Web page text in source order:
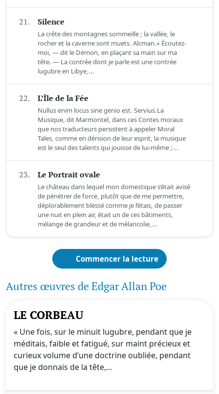
21. Silence
La crête des montagnes sommeille ; la vallée, le
rocher et la caverne sont muets. Alcman.« Écoutez-
moi, — dit le Démon, en plaçant sa main sur ma
tête. — La contrée dont je parle est une contrée
lugubre en Libye,...
22. L’Île de la Fée
Nullus enim locus sine genio est. Servius.La
Musique, dit Marmontel, dans ces Contes moraux
que nos traducteurs persistent à appeler Moral
Tales, comme en dérision de leur esprit, la musique
est le seul des talents qui jouisse de lui-même ;...
23. Le Portrait ovale
Le château dans lequel mon domestique s’était avisé
de pénétrer de force, plutôt que de me permettre,
déplorablement blessé comme je l’étais, de passer
une nuit en plein air, était un de ces bâtiments,
mélange de grandeur et de mélancolie,...
Commencer la lecture
Autres œuvres de Edgar Allan Poe
LE CORBEAU
« Une fois, sur le minuit lugubre, pendant que je
méditais, faible et fatigué, sur maint précieux et
curieux volume d’une doctrine oubliée, pendant
que je donnais de la tête,...